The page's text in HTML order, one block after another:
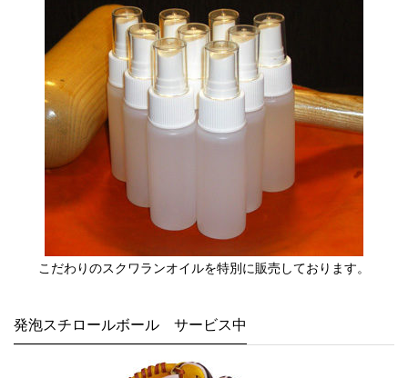
こだわりのスクワランオイルを特別に販売しております。
発泡スチロールボール サービス中